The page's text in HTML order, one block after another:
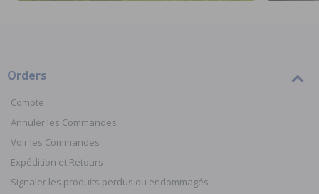
Orders
Compte
Annuler les Commandes
Voir les Commandes
Expédition et Retours
Signaler les produits perdus ou endommagés